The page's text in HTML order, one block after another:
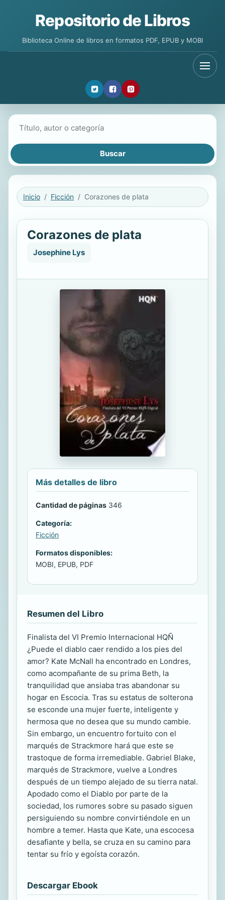
Repositorio de Libros
Biblioteca Online de libros en formatos PDF, EPUB y MOBI
Inicio Ficción Corazones de plata
Corazones de plata
Josephine Lys
Más detalles de libro
Cantidad de páginas 346
Categoría:
Ficción
Formatos disponibles:
MOBI, EPUB, PDF
Resumen del Libro
Finalista del VI Premio Internacional HQÑ
¿Puede el diablo caer rendido a los pies del
amor? Kate McNall ha encontrado en Londres,
como acompañante de su prima Beth, la
tranquilidad que ansiaba tras abandonar su
hogar en Escocia. Tras su estatus de solterona
se esconde una mujer fuerte, inteligente y
hermosa que no desea que su mundo cambie.
Sin embargo, un encuentro fortuito con el
marqués de Strackmore hará que este se
trastoque de forma irremediable. Gabriel Blake,
marqués de Strackmore, vuelve a Londres
después de un tiempo alejado de su tierra natal.
Apodado como el Diablo por parte de la
sociedad, los rumores sobre su pasado siguen
persiguiendo su nombre convirtiéndole en un
hombre a temer. Hasta que Kate, una escocesa
desafiante y bella, se cruza en su camino para
tentar su frío y egoísta corazón.
Descargar Ebook